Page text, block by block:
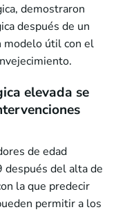
demostraron
después de un
modelo útil con el
elevada se
de edad
después del alta de
la que predecir
permitir a los